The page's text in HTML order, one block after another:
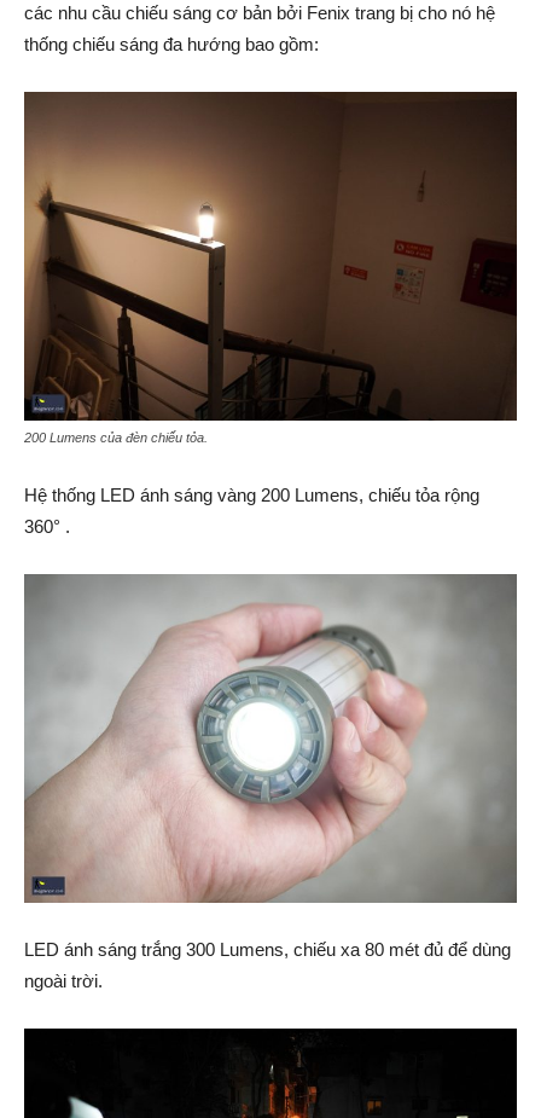
các nhu cầu chiếu sáng cơ bản bởi Fenix trang bị cho nó hệ
thống chiếu sáng đa hướng bao gồm:
200 Lumens của đèn chiếu tỏa.
Hệ thống LED ánh sáng vàng 200 Lumens, chiếu tỏa rộng
360° .
LED ánh sáng trắng 300 Lumens, chiếu xa 80 mét đủ để dùng
ngoài trời.